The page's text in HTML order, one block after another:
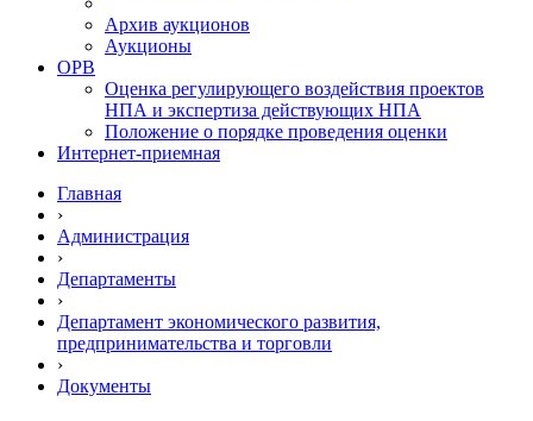
Архив аукционов
Аукционы
ОРВ
Оценка регулирующего воздействия проектов
НПА и экспертиза действующих НПА
Положение о порядке проведения оценки
Интернет-приемная
Главная
›
Администрация
›
Департаменты
›
Департамент экономического развития,
предпринимательства и торговли
›
Документы